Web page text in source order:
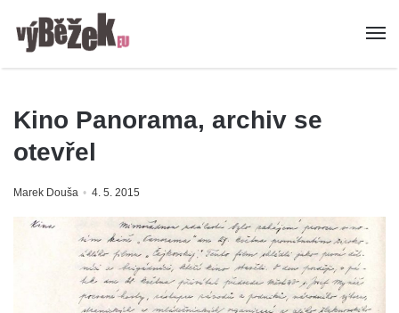
Kino Panorama, archiv se
otevřel
Marek Douša 4. 5. 2015